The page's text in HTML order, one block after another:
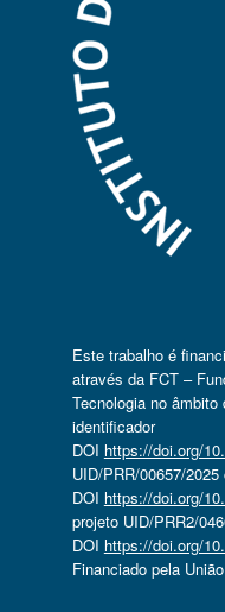
Este trabalho é
através da FCT –
Tecnologia no
identificador
DOI https://doi.org/
UID/PRR/00657/
DOI https://doi.org/
projeto UID/PRR2/
DOI https://doi.org/
Financiado pela